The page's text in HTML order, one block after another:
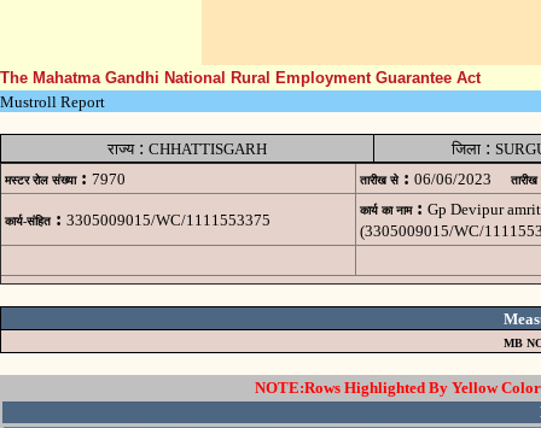
The Mahatma Gandhi National Rural Employment Guarantee Act
Mustroll Report
राज्य: CHHATTISGARH जिला:
मस्टर रोल संख्या : 7970 तारीख से : 06/06/2023 तारीख
कार्य-संहित : 3305009015/WC/1111553375
कार्य का नाम : Gp Devipur
(3305009015/WC/
MB
NOTE:Rows Highlighted By Yellow